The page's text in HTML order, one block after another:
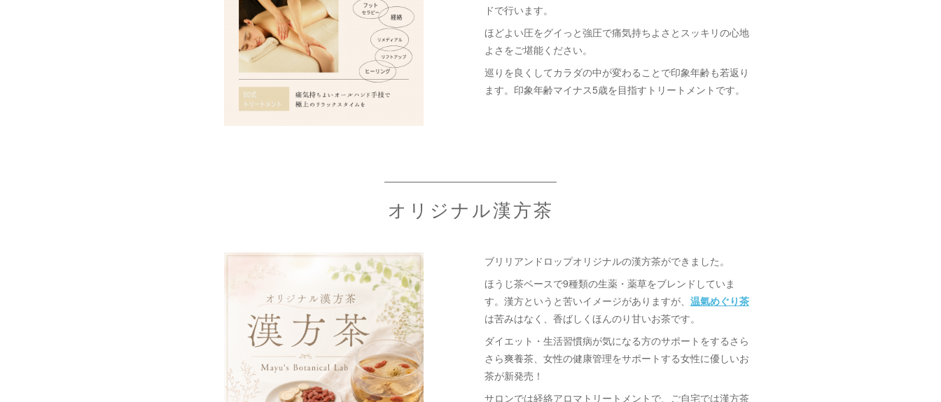
ドで行います。
ほどよい圧をグイっと強圧で痛気持ちよさとスッキリの心地
よさをご堪能ください。
巡りを良くしてカラダの中が変わることで印象年齢も若返り
ます。印象年齢マイナス5歳を目指すトリートメントです。
オリジナル漢方茶
ブリリアンドロップオリジナルの漢方茶ができました。
ほうじ茶ベースで9種類の生薬・薬草をブレンドしていま
す。漢方というと苦いイメージがありますが、 温氣めぐり茶
は苦みはなく、香ばしくほんのり甘いお茶です。
ダイエット・生活習慣病が気になる方のサポートをするさら
さら爽養茶、女性の健康管理をサポートする女性に優しいお
茶が新発売！
サロンでは経絡アロマトリートメントで、ご自宅では漢方茶